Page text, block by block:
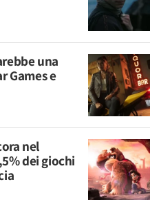
una
Games e
nel
dei giochi